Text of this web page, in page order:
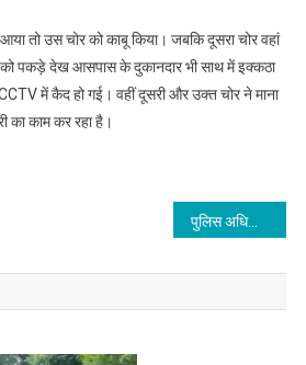
तो उस चोर को काबू किया। जबकि दूसरा चोर वहां
को पकड़े देख आसपास के दुकानदार भी साथ में इक्कठा
में कैद हो गई। वहीं दूसरी और उक्त चोर ने माना
का काम कर रहा है।
पुलिस अधिकारी के घर काम करने आई महिलाएं लाखों के गहने व नकदी लेकर फरार,CCTV में हुई कैद